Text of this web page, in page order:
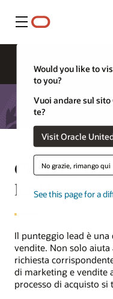
Menu
Would you like to
to you?
Vuoi andare sul
te?
Visit Oracle
No grazie, rimango qui
See this page for a
Che cos'è il
lead?
Il punteggio lead è una
vendite. Non solo
richiesta
di marketing e vendite
processo di acquisto